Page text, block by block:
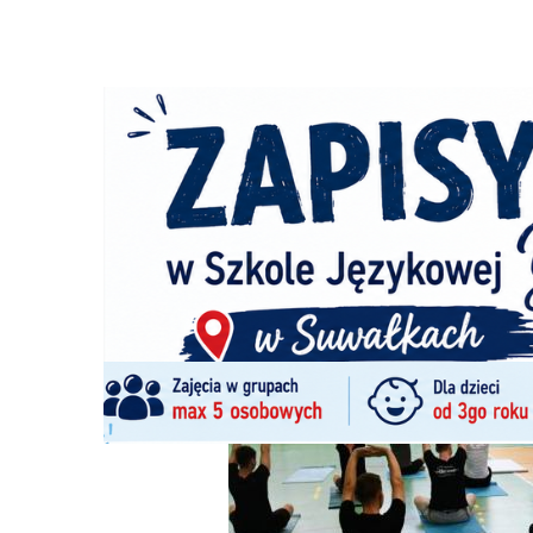
Ścieżka
nawigacyjna
Strona główna
Festiwal
Z ŻYCIA SZKÓŁ 28/05/2026 / 3 Komentarzy
Festiwal Lekkości w Zespole Szkół nr 6